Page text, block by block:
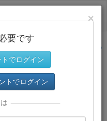
サイトトップに戻る
ンロードでき、快適な動画
×
要です
でログイン
トでログイン